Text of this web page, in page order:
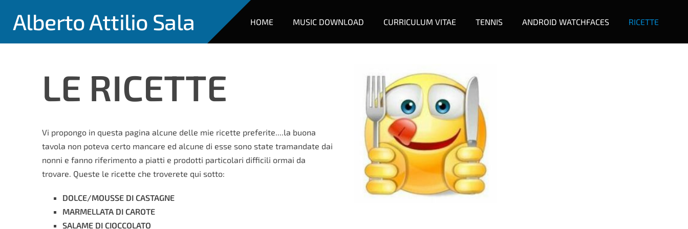
Alberto Attilio Sala HOME MUSIC DOWNLOAD CURRICULUM VITAE TENNIS ANDROID WATCHFACES RICETTE
LE RICETTE
Vi propongo in questa pagina alcune delle mie ricette preferite....la buona
tavola non poteva certo mancare ed alcune di esse sono state tramandate dai
nonni e fanno riferimento a piatti e prodotti particolari difficili ormai da
trovare. Queste le ricette che troverete qui sotto:
DOLCE/MOUSSE DI CASTAGNE
MARMELLATA DI CAROTE
SALAME DI CIOCCOLATO